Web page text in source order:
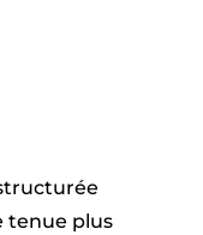
tenue plus